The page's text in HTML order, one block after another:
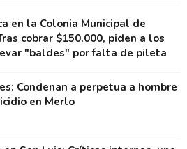
en la Colonia Municipal de
cobrar $150.000, piden a los
"baldes" por falta de pileta
Condenan a perpetua a hombre
en Merlo